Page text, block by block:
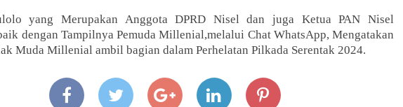
yang Merupakan Anggota DPRD Nisel dan juga Ketua PAN Nisel
dengan Tampilnya Pemuda Millenial,melalui Chat WhatsApp, Mengatakan
Muda Millenial ambil bagian dalam Perhelatan Pilkada Serentak 2024.